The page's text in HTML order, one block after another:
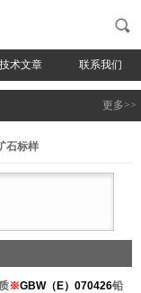
技术文章 联系我们
更多>>
石标样
※GBW（E）070426铅